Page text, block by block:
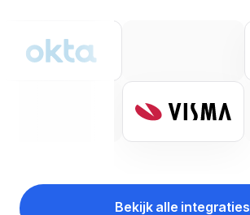
Bekijk alle integraties